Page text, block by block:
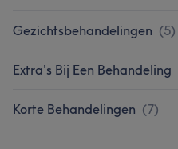
Gezichtsbehandelingen (5)
Extra's Bij Een Behandeling
Korte Behandelingen (7)